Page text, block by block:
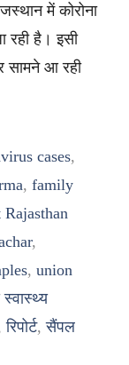
में कोरोना
रही है। इसी
सामने आ रही
cases,
, family
Rajasthan
,
, union
रिपोर्ट,सैंपल